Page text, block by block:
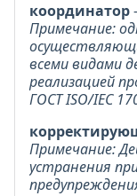
координатор
Примечание:
всеми видами
реализацией
ГОСТ ISO/IEC
Примечание:
устранения